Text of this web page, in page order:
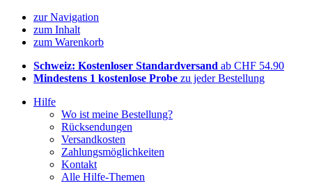
zur Navigation
zum Inhalt
zum Warenkorb
Schweiz: Kostenloser Standardversand ab CHF 54.90
Mindestens 1 kostenlose Probe zu jeder Bestellung
Hilfe
Wo ist meine Bestellung?
Rücksendungen
Versandkosten
Zahlungsmöglichkeiten
Kontakt
Alle Hilfe-Themen